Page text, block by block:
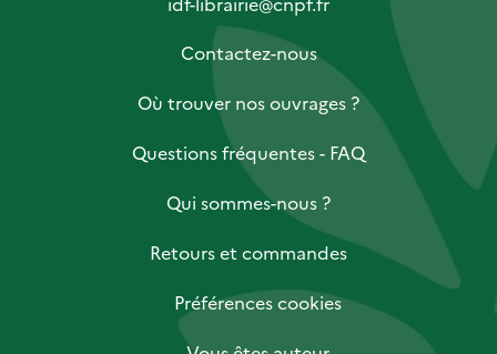
Contactez-nous
Où trouver nos ouvrages ?
Questions fréquentes - FAQ
Qui sommes-nous ?
Retours et commandes
Préférences cookies